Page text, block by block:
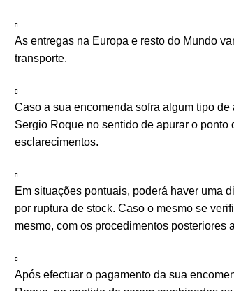
As entregas na Europa e resto do Mundo
transporte.
Caso a sua encomenda sofra algum tipo
Sergio Roque no sentido de apurar o
esclarecimentos.
Em situações pontuais, poderá haver uma
por ruptura de stock. Caso o mesmo se
mesmo, com os procedimentos posteriores
Após efectuar o pagamento da sua